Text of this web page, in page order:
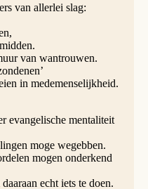
van allerlei slag:
van wan­trouwen.
in medemenselijkheid.
evangelische mentaliteit
moge wegebben.
mogen onderkend
echt iets te doen.